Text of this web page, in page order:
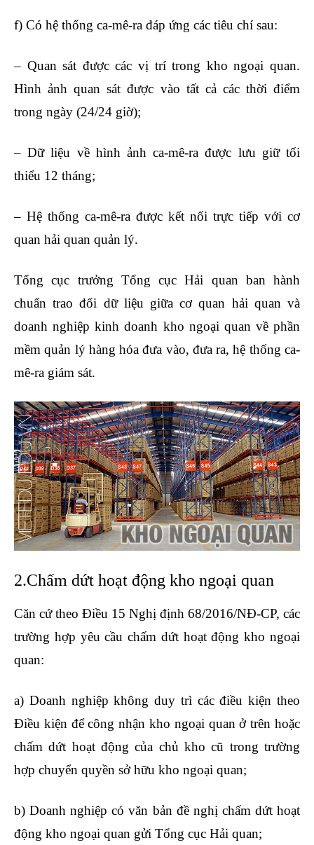
f) Có hệ thống ca-mê-ra đáp ứng các tiêu chí sau:
– Quan sát được các vị trí trong kho ngoại quan.
Hình ảnh quan sát được vào tất cả các thời điểm
trong ngày (24/24 giờ);
– Dữ liệu về hình ảnh ca-mê-ra được lưu giữ tối
thiểu 12 tháng;
– Hệ thống ca-mê-ra được kết nối trực tiếp với cơ
quan hải quan quản lý.
Tổng cục trưởng Tổng cục Hải quan ban hành
chuẩn trao đổi dữ liệu giữa cơ quan hải quan và
doanh nghiệp kinh doanh kho ngoại quan về phần
mềm quản lý hàng hóa đưa vào, đưa ra, hệ thống ca-
mê-ra giám sát.
2.Chấm dứt hoạt động kho ngoại quan
Căn cứ theo Điều 15 Nghị định 68/2016/NĐ-CP, các
trường hợp yêu cầu chấm dứt hoạt động kho ngoại
quan:
a) Doanh nghiệp không duy trì các điều kiện theo
Điều kiện để công nhận kho ngoại quan ở trên hoặc
chấm dứt hoạt động của chủ kho cũ trong trường
hợp chuyển quyền sở hữu kho ngoại quan;
b) Doanh nghiệp có văn bản đề nghị chấm dứt hoạt
động kho ngoại quan gửi Tổng cục Hải quan;